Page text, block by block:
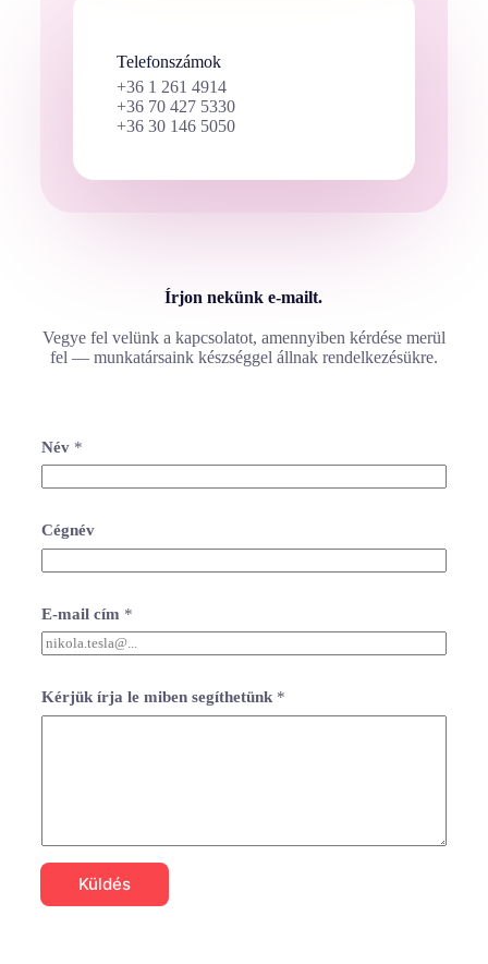
Telefonszámok
+36 1 261 4914
+36 70 427 5330
+36 30 146 5050
Írjon nekünk e-mailt.
Vegye fel velünk a kapcsolatot, amennyiben kérdése merül
fel — munkatársaink készséggel állnak rendelkezésükre.
Név *
í
r
j
C
é
g
v
Cégnév
E-mail cím *
Kérjük írja le miben segíthetünk *
Küldés